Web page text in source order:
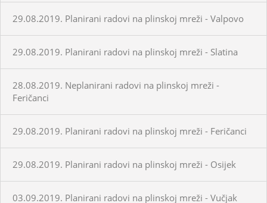
29.08.2019. Planirani radovi na plinskoj mreži - Valpovo
29.08.2019. Planirani radovi na plinskoj mreži - Slatina
28.08.2019. Neplanirani radovi na plinskoj mreži -
Feričanci
29.08.2019. Planirani radovi na plinskoj mreži - Feričanci
29.08.2019. Planirani radovi na plinskoj mreži - Osijek
03.09.2019. Planirani radovi na plinskoj mreži - Vučjak